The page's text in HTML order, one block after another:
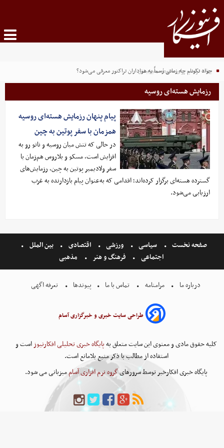
جواد نکونام چه زمانی رسماً به هواداران تراکتور معرفی می‌شود؟
بهانه ترامپ برای سقوط محبوبیتش
رزمایش هسته‌ای روسیه
پیام پنهان رزمایش هسته‌ای روسیه
همزمان با سفر پوتین به چین
در حالی که تنش میان روسیه و ناتو رو به
افزایش است، مسکو و بلاروس هم‌زمان با
سفر ولادیمیر پوتین به چین، رزمایش‌های
گسترده هسته‌ای برگزار کرده‌اند؛ اقدامی که به‌عنوان پیام بازدارنده به غرب
ارزیابی می‌شود.
صفحه نخست سیاسی ورزشی اقتصادی
بین الملل
اجتماعی
فرهنگ و هنر مذهبی
درباره ما مرامنامه تماس با ما پیوندها تعرفه اگهی
طراحی سایت خبری و خبرگزاری آسام
کلیه حقوق مادی و معنوی این سایت متعلق بهپایگاه خبری تحلیلی افکارنیوزاست و
استفاده از مطالب با ذکر منبع بلامانع است.
پایگاه خبری افکارخبر توسط سرورهایگروه نرم افزاری آساممیزبانی می شود.